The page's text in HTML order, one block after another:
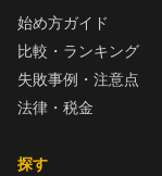
始め方ガイド
比較・ランキング
失敗事例・注意点
法律・税金
探す